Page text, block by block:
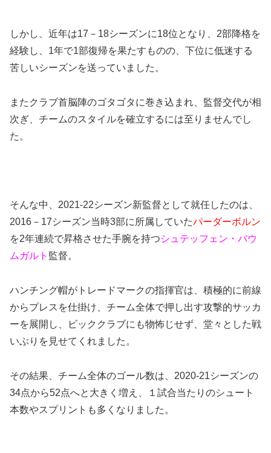
しかし、近年は17－18シーズンに18位となり、2部降格を
経験し、1年で1部復帰を果たすものの、下位に低迷する
苦しいシーズンを送っていました。
またクラブ首脳陣のゴタゴタに巻き込まれ、監督交代が相
次ぎ、チームのスタイルを確立するには至りませんでし
た。
そんな中、2021-22シーズン新監督として就任したのは、
2016－17シーズン当時3部に所属していたパーダーボルン
を2年連続で昇格させた手腕を持つシュテッフェン・バウ
ムガルト 監督。
ハンチング帽がトレードマークの指揮官は、積極的に前線
からプレスを仕掛け、チーム全体で押し出す攻撃的サッカ
ーを展開し、ビッククラブにも物怖じせず、堂々とした戦
いぶりを見せてくれました。
その結果、チーム全体のゴール数は、2020-21シーズンの
34点から52点へと大きく増え、１試合当たりのシュート
本数やスプリントも多くなりました。